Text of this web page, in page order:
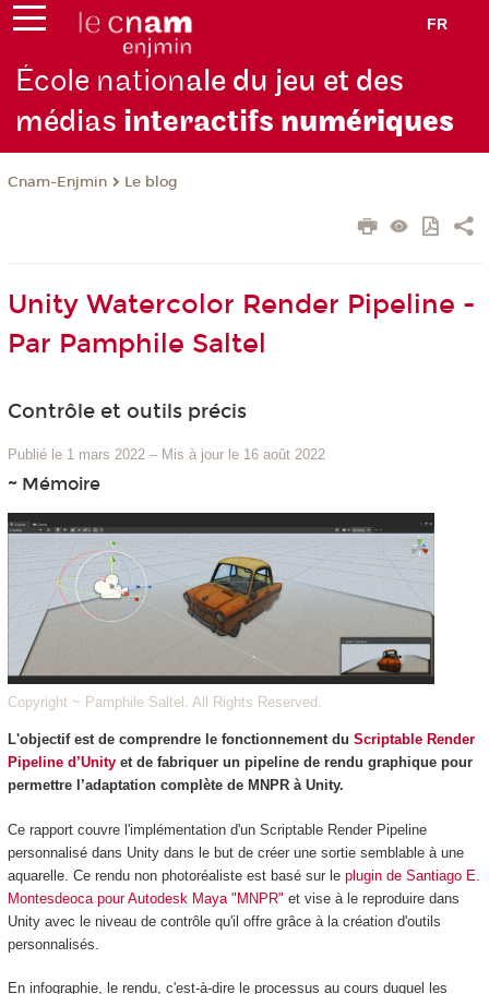
FR
École nationale du jeu et des
médias interactifs numériques
Cnam-Enjmin Le blog
Unity Watercolor Render Pipeline -
Par Pamphile Saltel
Contrôle et outils précis
Publié le 1 mars 2022 – Mis à jour le 16 août 2022
~ Mémoire
Copyright ~ Pamphile Saltel. All Rights Reserved.
L'objectif est de comprendre le fonctionnement du Scriptable Render
Pipeline d’Unityet de fabriquer un pipeline de rendu graphique pour
permettre l’adaptation complète de MNPR à Unity.
Ce rapport couvre l'implémentation d'un Scriptable Render Pipeline
personnalisé dans Unity dans le but de créer une sortie semblable à une
aquarelle. Ce rendu non photoréaliste est basé sur le plugin de Santiago E.
Montesdeoca pour Autodesk Maya "MNPR" et vise à le reproduire dans
Unity avec le niveau de contrôle qu'il offre grâce à la création d'outils
personnalisés.
En infographie, le rendu, c'est-à-dire le processus au cours duquel les